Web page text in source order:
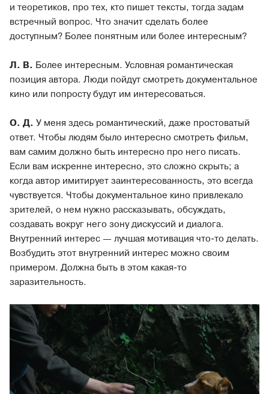
и теоретиков, про тех, кто пишет тексты, тогда задам
встречный вопрос. Что значит сделать более
доступным? Более понятным или более интересным?
Л. В. Более интересным. Условная романтическая
позиция автора. Люди пойдут смотреть документальное
кино или попросту будут им интересоваться.
О. Д. У меня здесь романтический, даже простоватый
ответ. Чтобы людям было интересно смотреть фильм,
вам самим должно быть интересно про него писать.
Если вам искренне интересно, это сложно скрыть; а
когда автор имитирует заинтересованность, это всегда
чувствуется. Чтобы документальное кино привлекало
зрителей, о нем нужно рассказывать, обсуждать,
создавать вокруг него зону дискуссий и диалога.
Внутренний интерес — лучшая мотивация что-то делать.
Возбудить этот внутренний интерес можно своим
примером. Должна быть в этом какая-то
заразительность.